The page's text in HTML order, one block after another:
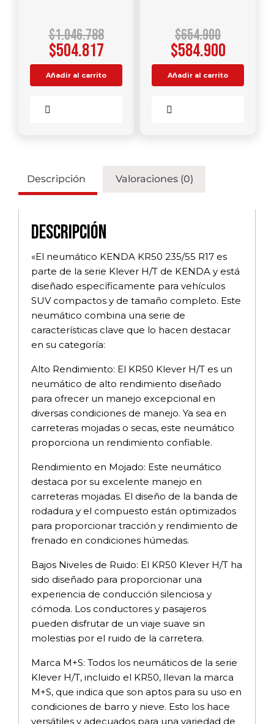
$1.046.788
$504.817
Añadir al carrito
$654.900
$584.900
Añadir al carrito
Descripción Valoraciones (0)
Descripción
«El neumático KENDA KR50 235/55 R17 es
parte de la serie Klever H/T de KENDA y está
diseñado específicamente para vehículos
SUV compactos y de tamaño completo. Este
neumático combina una serie de
características clave que lo hacen destacar
en su categoría:
Alto Rendimiento: El KR50 Klever H/T es un
neumático de alto rendimiento diseñado
para ofrecer un manejo excepcional en
diversas condiciones de manejo. Ya sea en
carreteras mojadas o secas, este neumático
proporciona un rendimiento confiable.
Rendimiento en Mojado: Este neumático
destaca por su excelente manejo en
carreteras mojadas. El diseño de la banda de
rodadura y el compuesto están optimizados
para proporcionar tracción y rendimiento de
frenado en condiciones húmedas.
Bajos Niveles de Ruido: El KR50 Klever H/T ha
sido diseñado para proporcionar una
experiencia de conducción silenciosa y
cómoda. Los conductores y pasajeros
pueden disfrutar de un viaje suave sin
molestias por el ruido de la carretera.
Marca M+S: Todos los neumáticos de la serie
Klever H/T, incluido el KR50, llevan la marca
M+S, que indica que son aptos para su uso en
condiciones de barro y nieve. Esto los hace
versátiles y adecuados para una variedad de